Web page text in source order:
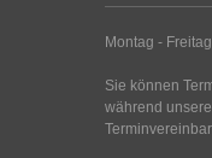
Montag -
Sie können
während